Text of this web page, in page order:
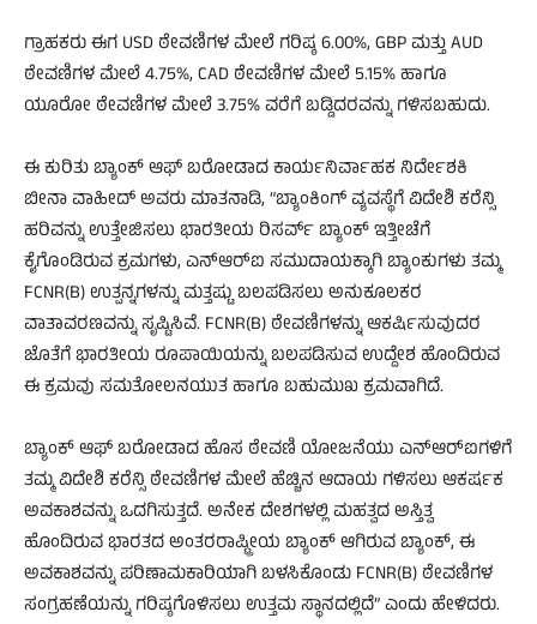
ಗ್ರಾಹಕರು ಈಗ USD ಠೇವಣಿಗಳ ಮೇಲೆ ಗರಿಷ್ಠ 6.00%, GBP ಮತ್ತು AUD
ಠೇವಣಿಗಳ ಮೇಲೆ 4.75%, CAD ಠೇವಣಿಗಳ ಮೇಲೆ 5.15% ಹಾಗೂ
ಯೂರೋ ಠೇವಣಿಗಳ ಮೇಲೆ 3.75% ವರೆಗೆ ಬಡ್ಡಿದರವನ್ನು ಗಳಿಸಬಹುದು.
ಈ ಕುರಿತು ಬ್ಯಾಂಕ್ ಆಫ್ ಬರೋಡಾದ ಕಾರ್ಯನಿರ್ವಾಹಕ ನಿರ್ದೇಶಕಿ
ಬೀನಾ ವಾಹೀದ್ ಅವರು ಮಾತನಾಡಿ, “ಬ್ಯಾಂಕಿಂಗ್ ವ್ಯವಸ್ಥೆಗೆ ವಿದೇಶಿ ಕರೆನ್ಸಿ
ಹರಿವನ್ನು ಉತ್ತೇಜಿಸಲು ಭಾರತೀಯ ರಿಸರ್ವ್ ಬ್ಯಾಂಕ್ ಇತ್ತೀಚೆಗೆ
ಕೈಗೊಂಡಿರುವ ಕ್ರಮಗಳು, ಎನ್‌ಆರ್‌ಐ ಸಮುದಾಯಕ್ಕಾಗಿ ಬ್ಯಾಂಕುಗಳು ತಮ್ಮ
FCNR(B) ಉತ್ಪನ್ನಗಳನ್ನು ಮತ್ತಷ್ಟು ಬಲಪಡಿಸಲು ಅನುಕೂಲಕರ
ವಾತಾವರಣವನ್ನು ಸೃಷ್ಟಿಸಿವೆ. FCNR(B) ಠೇವಣಿಗಳನ್ನು ಆಕರ್ಷಿಸುವುದರ
ಜೊತೆಗೆ ಭಾರತೀಯ ರೂಪಾಯಿಯನ್ನು ಬಲಪಡಿಸುವ ಉದ್ದೇಶ ಹೊಂದಿರುವ
ಈ ಕ್ರಮವು ಸಮತೋಲನಯುತ ಹಾಗೂ ಬಹುಮುಖ ಕ್ರಮವಾಗಿದೆ.
ಬ್ಯಾಂಕ್ ಆಫ್ ಬರೋಡಾದ ಹೊಸ ಠೇವಣಿ ಯೋಜನೆಯು ಎನ್‌ಆರ್‌ಐಗಳಿಗೆ
ತಮ್ಮ ವಿದೇಶಿ ಕರೆನ್ಸಿ ಠೇವಣಿಗಳ ಮೇಲೆ ಹೆಚ್ಚಿನ ಆದಾಯ ಗಳಿಸಲು ಆಕರ್ಷಕ
ಅವಕಾಶವನ್ನು ಒದಗಿಸುತ್ತದೆ. ಅನೇಕ ದೇಶಗಳಲ್ಲಿ ಮಹತ್ವದ ಅಸ್ತಿತ್ವ
ಹೊಂದಿರುವ ಭಾರತದ ಅಂತರರಾಷ್ಟ್ರೀಯ ಬ್ಯಾಂಕ್ ಆಗಿರುವ ಬ್ಯಾಂಕ್, ಈ
ಅವಕಾಶವನ್ನು ಪರಿಣಾಮಕಾರಿಯಾಗಿ ಬಳಸಿಕೊಂಡು FCNR(B) ಠೇವಣಿಗಳ
ಸಂಗ್ರಹಣೆಯನ್ನು ಗರಿಷ್ಠಗೊಳಿಸಲು ಉತ್ತಮ ಸ್ಥಾನದಲ್ಲಿದೆ” ಎಂದು ಹೇಳಿದರು.